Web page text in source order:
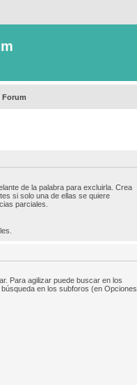
Forum
de la palabra para excluirla. Crea
si solo una de ellas se quiere
parciales.
Para agilizar puede buscar en los
en los subforos (en Opciones